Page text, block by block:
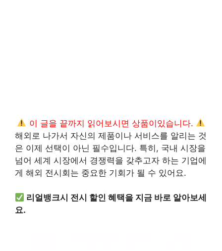
이 글을 끝까지 읽어보시면 상품이있습니다.
해외로 나가서 자신의 제품이나 서비스를 알리는 것
은 이제 선택이 아닌 필수입니다. 특히, 국내 시장을
넘어 세계 시장에서 경쟁력을 갖추고자 하는 기업에
게 해외 전시회는 중요한 기회가 될 수 있어요.
리얼뱅크시 전시 할인 혜택을 지금 바로 알아보세
요.